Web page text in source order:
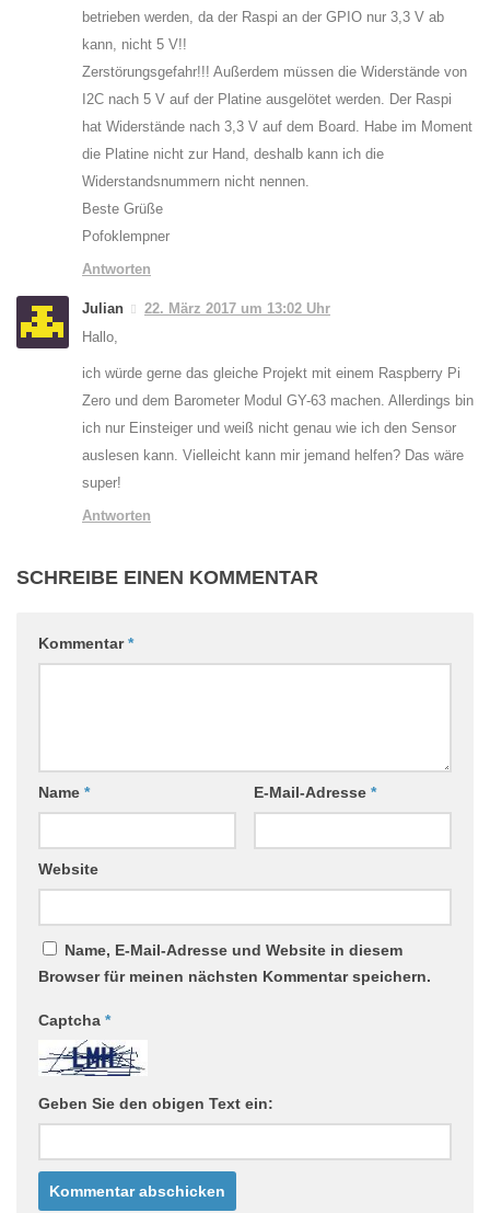
betrieben werden, da der Raspi an der GPIO nur 3,3 V ab
kann, nicht 5 V!!
Zerstörungsgefahr!!! Außerdem müssen die Widerstände von
I2C nach 5 V auf der Platine ausgelötet werden. Der Raspi
hat Widerstände nach 3,3 V auf dem Board. Habe im Moment
die Platine nicht zur Hand, deshalb kann ich die
Widerstandsnummern nicht nennen.
Beste Grüße
Pofoklempner
Antworten
Julian
22. März 2017 um 13:02 Uhr
Hallo,
ich würde gerne das gleiche Projekt mit einem Raspberry Pi
Zero und dem Barometer Modul GY-63 machen. Allerdings bin
ich nur Einsteiger und weiß nicht genau wie ich den Sensor
auslesen kann. Vielleicht kann mir jemand helfen? Das wäre
super!
Antworten
SCHREIBE EINEN KOMMENTAR
Kommentar*
Name * E-Mail-Adresse *
Website
Name, E-Mail-Adresse und Website in diesem
Browser für meinen nächsten Kommentar speichern.
Captcha *
Geben Sie den obigen Text ein: